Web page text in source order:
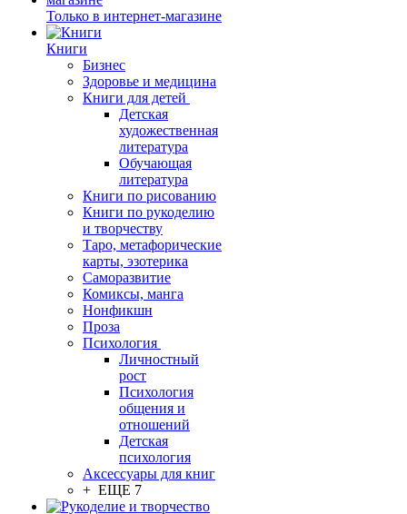
Только в интернет-магазине
Книги
Бизнес
Здоровье и медицина
Книги для детей
Детская
художественная
литература
Обучающая
литература
Книги по рисованию
Книги по рукоделию
и творчеству
Таро, метафорические
карты, эзотерика
Саморазвитие
Комиксы, манга
Нонфикшн
Проза
Психология
Личностный
рост
Психология
общения и
отношений
Детская
психология
Аксессуары для книг
+ ЕЩЕ 7